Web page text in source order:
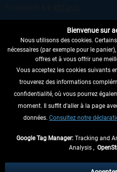
RENONCER AU CONTRAT ICI
INFORMATIONS
NE MANQUEZ PAS
échéant, frais de remboursement,
Bienvenue sur
Nous utilisons des cookies.
nécessaires (par exemple pour le
offres et à vous offrir une
Vous acceptez les cookies suivants
trouverez des informations
confidentialité, où vous pourrez
moment. Il suffit d'aller à la page
données. Consultez notre
Google Tag Manager: Tracking and
Analysis ,